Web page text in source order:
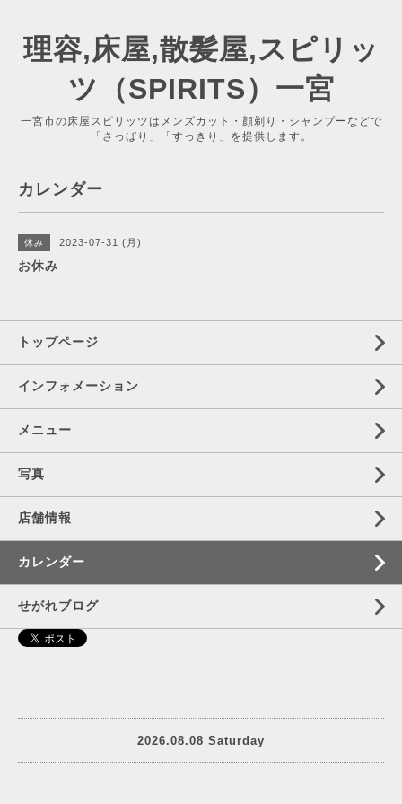
理容,床屋,散髪屋,スピリッ
ツ（SPIRITS）一宮
一宮市の床屋スピリッツはメンズカット・顔剃り・シャンプーなどで
「さっぱり」「すっきり」を提供します。
カレンダー
休み 2023-07-31 (月)
お休み
トップページ
インフォメーション
メニュー
写真
店舗情報
カレンダー
せがれブログ
2026.08.08 Saturday